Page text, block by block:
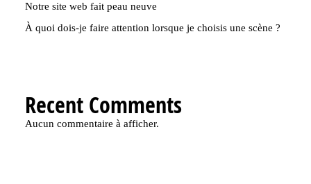
Notre site web fait peau neuve
À quoi dois-je faire attention lorsque je choisis une scène ?
Recent Comments
Aucun commentaire à afficher.